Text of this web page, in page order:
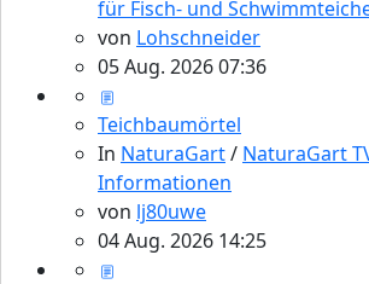
für Fisch- und
von Lohschneider
05 Aug. 2026 07:36
Teichbaumörtel
In NaturaGart/ NaturaGart
Informationen
von lj80uwe
04 Aug. 2026 14:25